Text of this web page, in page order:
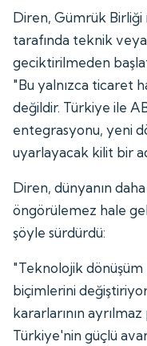
Diren, Gümrük
tarafında teknik
geciktirilmeden
"Bu yalnızca ticaret
değildir. Türkiye ile
entegrasyonu, yeni
uyarlayacak kilit bir
Diren, dünyanın
öngörülemez hale
şöyle sürdürdü:
"Teknolojik dönüşüm
biçimlerini
kararlarının
Türkiye'nin güçlü